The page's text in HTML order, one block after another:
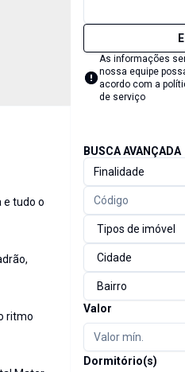
e tudo o
ritmo
As informações
nossa equipe
acordo com a
de serviço
BUSCA AVANÇADA
Finalidade
Tipos de imóvel
Cidade
Bairro
Valor
Dormitório(s)